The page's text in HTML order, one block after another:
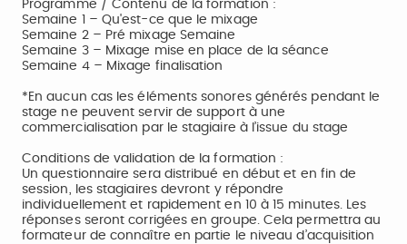
Programme / Contenu de la formation :
Semaine 1 – Qu'est-ce que le mixage
Semaine 2 – Pré mixage Semaine
Semaine 3 – Mixage mise en place de la séance
Semaine 4 – Mixage finalisation
*En aucun cas les éléments sonores générés pendant le
stage ne peuvent servir de support à une
commercialisation par le stagiaire à l’issue du stage
Conditions de validation de la formation :
Un questionnaire sera distribué en début et en fin de
session, les stagiaires devront y répondre
individuellement et rapidement en 10 à 15 minutes. Les
réponses seront corrigées en groupe. Cela permettra au
formateur de connaître en partie le niveau d’acquisition